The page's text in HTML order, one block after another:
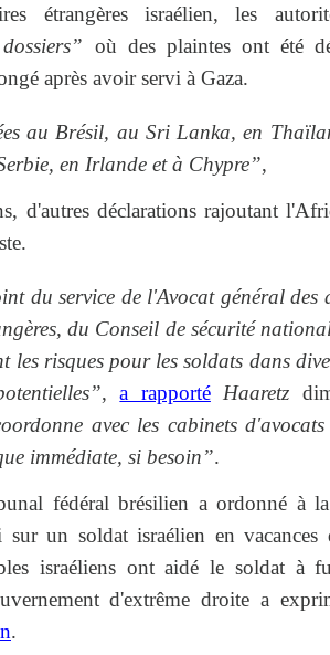
étrangères israélien, les
où des plaintes ont été
après avoir servi à Gaza.
au Brésil, au Sri Lanka, en
en Irlande et à Chypre”,
d'autres déclarations rajoutant
du service de l'Avocat général des
du Conseil de sécurité
les risques pour les soldats dans
,a rapporté Haaretz
avec les cabinets
immédiate, si besoin”.
fédéral brésilien a ordonné à
un soldat israélien en vacances
israéliens ont aidé le soldat à
d'extrême droite a
.